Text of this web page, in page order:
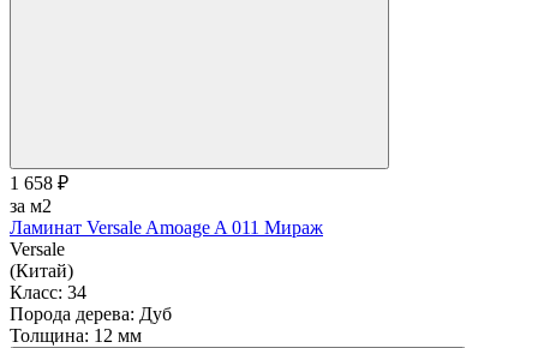
1 658 ₽
за м2
Ламинат Versale Amoage A 011 Мираж
Versale
(Китай)
Класс: 34
Порода дерева: Дуб
Толщина: 12 мм